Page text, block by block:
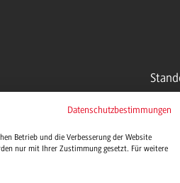
Datenschutzbestimmungen
Betrieb und die Verbesserung der Website
nur mit Ihrer Zustimmung gesetzt. Für weitere